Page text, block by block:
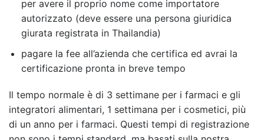
per avere il proprio nome come importatore
autorizzato (deve essere una persona giuridica
giurata registrata in Thailandia)
pagare la fee all’azienda che certifica ed avrai la
certificazione pronta in breve tempo
Il tempo normale è di 3 settimane per i farmaci e gli
integratori alimentari, 1 settimana per i cosmetici, più
di un anno per i farmaci. Questi tempi di registrazione